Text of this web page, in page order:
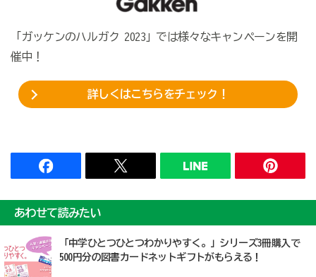
「ガッケンのハルガク 2023」では様々なキャンペーンを開
催中！
詳しくはこちらをチェック！
あわせて読みたい
「中学ひとつひとつわかりやすく。」シリーズ3冊購入で
500円分の図書カードネットギフトがもらえる！